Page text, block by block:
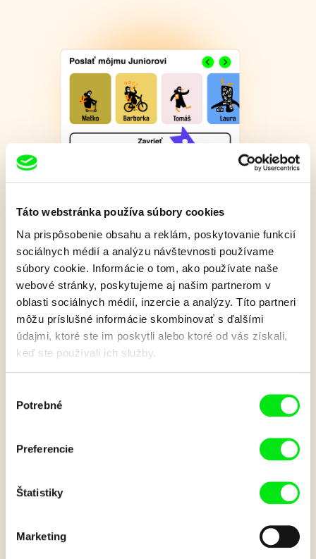
Táto webstránka používa súbory cookies
Na prispôsobenie obsahu a reklám, poskytovanie funkcií
sociálnych médií a analýzu návštevnosti používame
súbory cookie. Informácie o tom, ako používate naše
webové stránky, poskytujeme aj našim partnerom v
oblasti sociálnych médií, inzercie a analýzy. Títo partneri
môžu príslušné informácie skombinovať s ďalšími
údajmi, ktoré ste im poskytli alebo ktoré od vás získali,
keď ste používali ich služby.
súhlasu
Potrebné
Preferencie
Štatistiky
Marketing
Odporučte film svojim deťom
Zaujal vás v našom programe film a chceli by ste ho odporučiť niektorému z
vašich detí? Žiadny problém. Do každého Junior účtu môžete pridávať
deťom vami vybrané filmy. Svoje obľúbené filmy si môžu osrdiečkovať aj
samy deti a kedykoľvek sa k nim môžu v svojom užívateľskom profile vrátiť.
Kvízy a súťaže